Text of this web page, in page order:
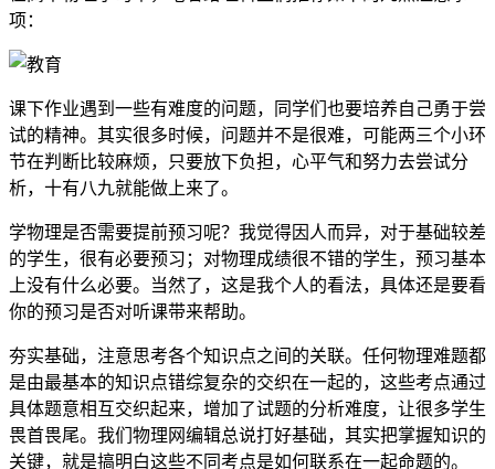
项：
课下作业遇到一些有难度的问题，同学们也要培养自己勇于尝
试的精神。其实很多时候，问题并不是很难，可能两三个小环
节在判断比较麻烦，只要放下负担，心平气和努力去尝试分
析，十有八九就能做上来了。
学物理是否需要提前预习呢？我觉得因人而异，对于基础较差
的学生，很有必要预习；对物理成绩很不错的学生，预习基本
上没有什么必要。当然了，这是我个人的看法，具体还是要看
你的预习是否对听课带来帮助。
夯实基础，注意思考各个知识点之间的关联。任何物理难题都
是由最基本的知识点错综复杂的交织在一起的，这些考点通过
具体题意相互交织起来，增加了试题的分析难度，让很多学生
畏首畏尾。我们物理网编辑总说打好基础，其实把掌握知识的
关键，就是搞明白这些不同考点是如何联系在一起命题的。